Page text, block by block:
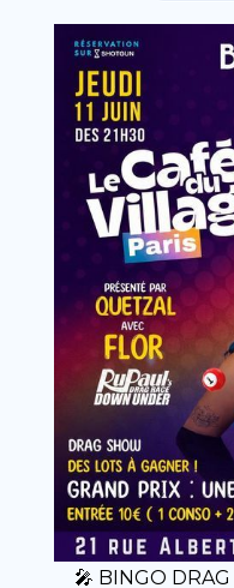
🎤 BINGO